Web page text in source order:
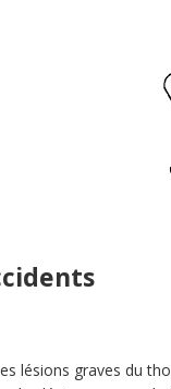
lésions graves du